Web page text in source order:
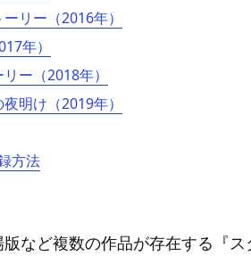
リー（2016年）
年）
ー（2018年）
明け（2019年）
方法
など複数の作品が存在する『ス